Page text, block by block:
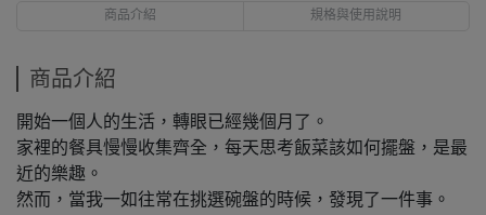
商品介紹 規格與使用說明
商品介紹
開始一個人的生活，轉眼已經幾個月了。
家裡的餐具慢慢收集齊全，每天思考飯菜該如何擺盤，是最
近的樂趣。
然而，當我一如往常在挑選碗盤的時候，發現了一件事。